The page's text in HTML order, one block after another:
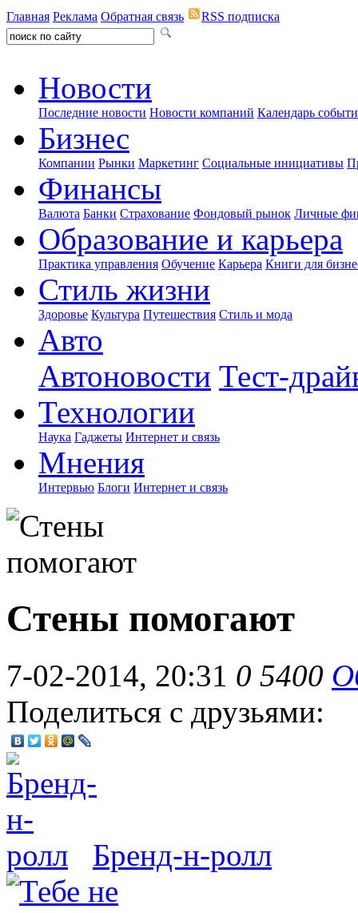
Главная Реклама Обратная связь RSS подписка
Новости
Последние новости Новости компаний Календарь
Бизнес
Компании Рынки Маркетинг Социальные инициативы
Финансы
Валюта Банки Страхование Фондовый рынок Личные
Образование и карьера
Практика управления Обучение Карьера Книги для
Стиль жизни
Здоровье Культура Путешествия Стиль и мода
Авто
Автоновости Тест-
Технологии
Наука Гаджеты Интернет и связь
Мнения
Интервью Блоги Интернет и связь
Стены помогают
7-02-2014, 20:31 0 5400
Поделиться с друзьями:
Бренд-н-ролл